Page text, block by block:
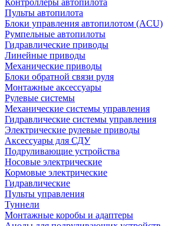
Контроллеры автопилота
Пульты автопилота
Блоки управления автопилотом (ACU)
Румпельные автопилоты
Гидравлические приводы
Линейные приводы
Механические приводы
Блоки обратной связи руля
Монтажные аксессуары
Рулевые системы
Механические системы управления
Гидравлические системы управления
Электрические рулевые приводы
Аксессуары для СДУ
Подруливающие устройства
Носовые электрические
Кормовые электрические
Гидравлические
Пульты управления
Туннели
Монтажные коробы и адаптеры